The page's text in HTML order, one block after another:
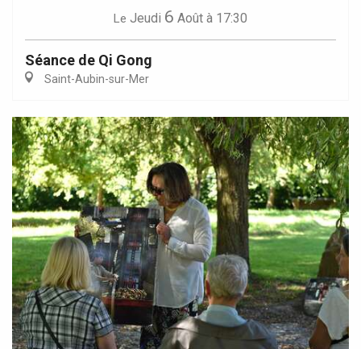
Le Jeudi 6 Août à 17:30
Séance de Qi Gong
Saint-Aubin-sur-Mer